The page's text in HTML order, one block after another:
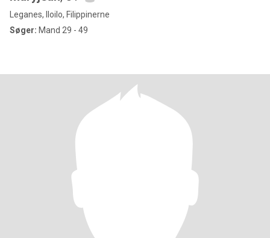
Leganes, Iloilo, Filippinerne
Søger: Mand 29 - 49